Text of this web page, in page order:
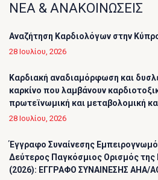
ΝΕΑ & ΑΝΑΚΟΙΝΩΣΕΙΣ
Αναζήτηση Καρδιολόγων στην
28 Ιουλίου, 2026
Καρδιακή αναδιαμόρφωση και
καρκίνο που λαμβάνουν
πρωτεϊνωμική και μεταβολομική
28 Ιουλίου, 2026
Έγγραφο Συναίνεσης
Δεύτερος Παγκόσμιος Ορισμός της
(2026): ΕΓΓΡΑΦΟ ΣΥΝΑΙΝΕΣΗΣ AHA/